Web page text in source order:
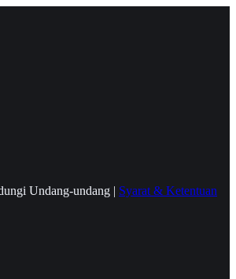
Undang-undang | Syarat & Ketentuan